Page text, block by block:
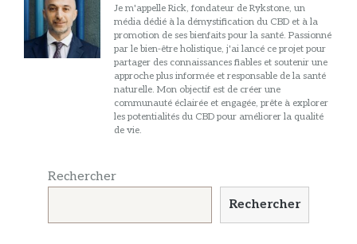
Je m'appelle Rick, fondateur de Rykstone, un
média dédié à la démystification du CBD et à la
promotion de ses bienfaits pour la santé. Passionné
par le bien-être holistique, j'ai lancé ce projet pour
partager des connaissances fiables et soutenir une
approche plus informée et responsable de la santé
naturelle. Mon objectif est de créer une
communauté éclairée et engagée, prête à explorer
les potentialités du CBD pour améliorer la qualité
de vie.
Rechercher
Rechercher